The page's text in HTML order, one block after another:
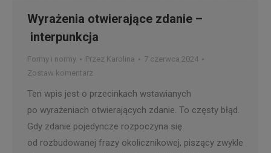
Wyrażenia otwierające zdanie –
interpunkcja
Formy i normy Przez Karolina
7 czerwca 2024
Zostaw komentarz
Ten wpis jest o przecinkach wstawianych
po wyrażeniach otwierających zdanie. To częsty błąd.
Gdy zdanie pojedyncze rozpoczyna się
od rozbudowanej frazy okolicznikowej, piszący zwykle